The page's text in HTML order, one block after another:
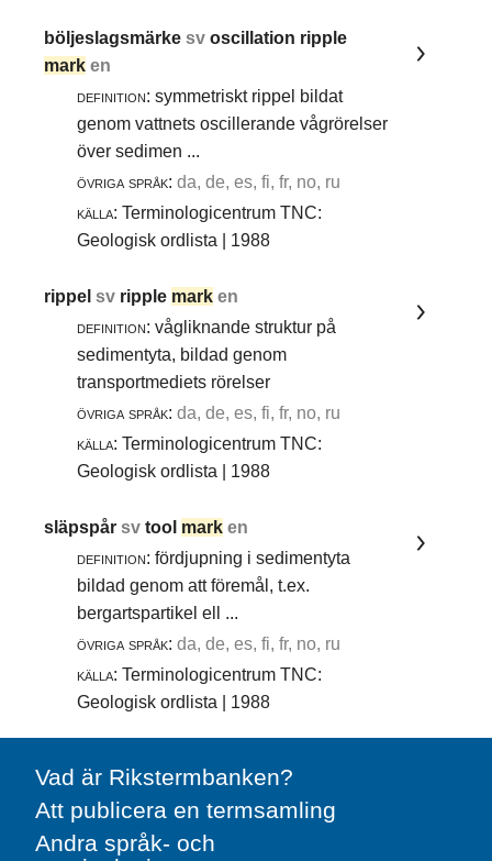
böljeslagsmärkesvoscillation ripple
mark en
definition: symmetriskt rippel bildat
genom vattnets oscillerande vågrörelser
över sedimen ...
övriga språk: da, de, es, fi, fr, no, ru
källa: Terminologicentrum TNC:
Geologisk ordlista | 1988
rippelsv ripple mark en
definition: vågliknande struktur på
sedimentyta, bildad genom
transportmediets rörelser
övriga språk: da, de, es, fi, fr, no, ru
källa: Terminologicentrum TNC:
Geologisk ordlista | 1988
släpspårsvtool mark en
definition: fördjupning i sedimentyta
bildad genom att föremål, t.ex.
bergartspartikel ell ...
övriga språk: da, de, es, fi, fr, no, ru
källa: Terminologicentrum TNC:
Geologisk ordlista | 1988
Vad är Rikstermbanken?
Att publicera en termsamling
Andra språk- och